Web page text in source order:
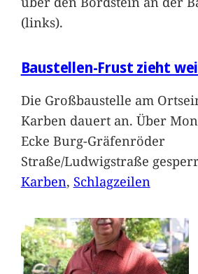
(links).
Baustellen-Frust zieht
Die Großbaustelle am
Karben dauert an. Über
Ecke Burg-Gräfenröder
Straße/Ludwigstraße
Karben, Schlagzeilen